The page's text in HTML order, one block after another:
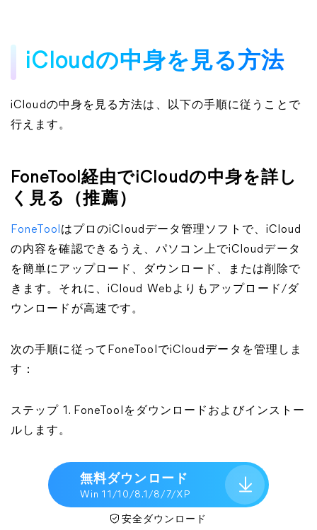
iCloudの中身を見る方法
iCloudの中身を見る方法は、以下の手順に従うことで
行えます。
FoneTool経由でiCloudの中身を詳し
く見る（推薦）
FoneTool はプロのiCloudデータ管理ソフトで、iCloud
の内容を確認できるうえ、パソコン上でiCloudデータ
を簡単にアップロード、ダウンロード、または削除で
きます。それに、iCloud Webよりもアップロード/ダ
ウンロードが高速です。
次の手順に従ってFoneToolでiCloudデータを管理しま
す：
ステップ 1. FoneToolをダウンロードおよびインストー
ルします。
無料ダウンロード
Win 11/10/8.1/8/7/XP
安全ダウンロード